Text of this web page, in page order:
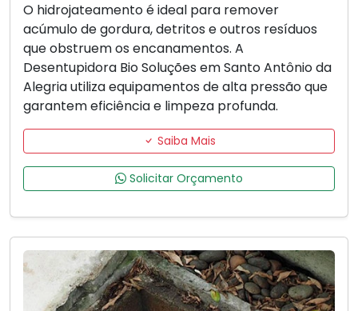
O hidrojateamento é ideal para remover
acúmulo de gordura, detritos e outros resíduos
que obstruem os encanamentos. A
Desentupidora Bio Soluções em Santo Antônio da
Alegria utiliza equipamentos de alta pressão que
garantem eficiência e limpeza profunda.
Saiba Mais
Solicitar Orçamento